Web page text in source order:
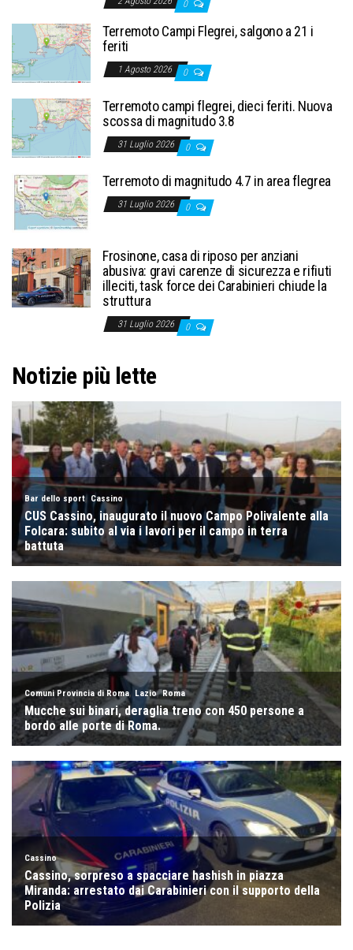
0
Terremoto Campi Flegrei, salgono a 21 i
feriti
1 Agosto 2026 0
Terremoto campi flegrei, dieci feriti. Nuova
scossa di magnitudo 3.8
31 Luglio 2026 0
Terremoto di magnitudo 4.7 in area flegrea
31 Luglio 2026 0
Frosinone, casa di riposo per anziani
abusiva: gravi carenze di sicurezza e rifiuti
illeciti, task force dei Carabinieri chiude la
struttura
31 Luglio 2026 0
Notizie più lette